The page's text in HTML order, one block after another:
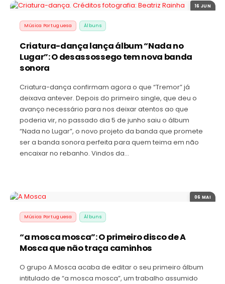
16 JUN
Música Portuguesa Álbuns
Criatura-dança lança álbum “Nada no
Lugar”: O desassossego tem nova banda
sonora
Criatura-dança confirmam agora o que “Tremor” já
deixava antever. Depois do primeiro single, que deu o
avanço necessário para nos deixar atentos ao que
poderia vir, no passado dia 5 de junho saiu o álbum
“Nada no Lugar”, o novo projeto da banda que promete
ser a banda sonora perfeita para quem teima em não
encaixar no rebanho. Vindos da…
06 MAI
Música Portuguesa Álbuns
“a mosca mosca”: O primeiro disco de A
Mosca que não traça caminhos
O grupo A Mosca acaba de editar o seu primeiro álbum
intitulado de “a mosca mosca”, um trabalho assumido